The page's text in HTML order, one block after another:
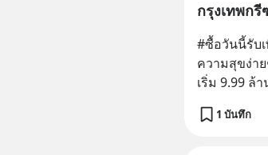
กรุงเทพก
#ซื้อวันนี้รับ
ความสุขง่า
เริ่ม 9.99 ล้
1 บันทึก